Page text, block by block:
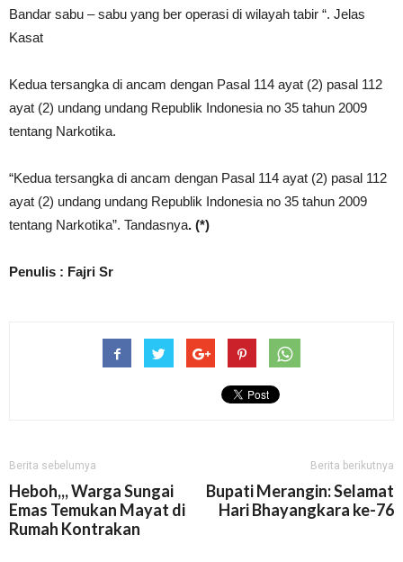
Bandar sabu – sabu yang ber operasi di wilayah tabir “. Jelas
Kasat
Kedua tersangka di ancam dengan Pasal 114 ayat (2) pasal 112
ayat (2) undang undang Republik Indonesia no 35 tahun 2009
tentang Narkotika.
“Kedua tersangka di ancam dengan Pasal 114 ayat (2) pasal 112
ayat (2) undang undang Republik Indonesia no 35 tahun 2009
tentang Narkotika”. Tandasnya. (*)
Penulis : Fajri Sr
Berita sebelumya
Heboh,,, Warga Sungai
Emas Temukan Mayat di
Rumah Kontrakan
Berita berikutnya
Bupati Merangin: Selamat
Hari Bhayangkara ke-76